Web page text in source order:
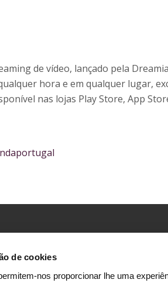
de cookies
nos proporcionar lhe uma
de vídeo, lançado pela
hora e em qualquer lugar,
nas lojas Play Store, App